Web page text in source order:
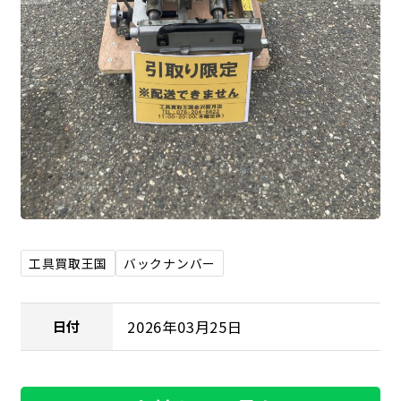
工具買取王国 バックナンバー
日付 2026年03月25日